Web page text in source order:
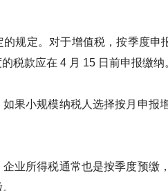
规定。对于增值税，按季度申
税款应在 4 月 15 日前申报缴纳
果小规模纳税人选择按月申报
业所得税通常也是按季度预缴